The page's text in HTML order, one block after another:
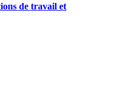
de travail et